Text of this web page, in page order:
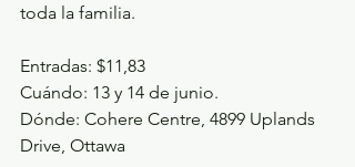
toda la familia.
Entradas: $11,83
Cuándo: 13 y 14 de junio.
Dónde: Cohere Centre, 4899 Uplands
Drive, Ottawa